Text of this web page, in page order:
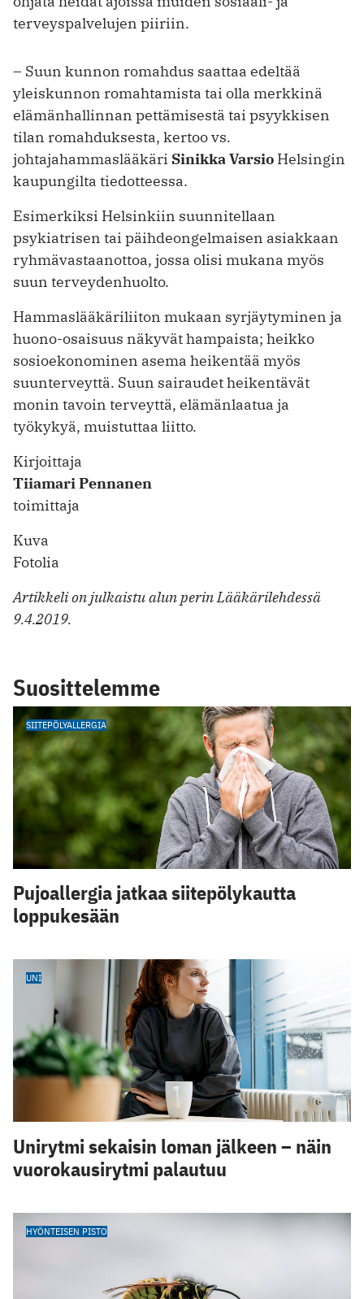
terveyspalvelujen piiriin.
– Suun kunnon romahdus saattaa edeltää
yleiskunnon romahtamista tai olla merkkinä
elämänhallinnan pettämisestä tai psyykkisen
tilan romahduksesta, kertoo vs.
johtajahammaslääkäri Sinikka Varsio Helsingin
kaupungilta tiedotteessa.
Esimerkiksi Helsinkiin suunnitellaan
psykiatrisen tai päihdeongelmaisen asiakkaan
ryhmävastaanottoa, jossa olisi mukana myös
suun terveydenhuolto.
Hammaslääkäriliiton mukaan syrjäytyminen ja
huono-osaisuus näkyvät hampaista; heikko
sosioekonominen asema heikentää myös
suunterveyttä. Suun sairaudet heikentävät
monin tavoin terveyttä, elämänlaatua ja
työkykyä, muistuttaa liitto.
Kirjoittaja
Tiiamari Pennanen
toimittaja
Kuva
Fotolia
Artikkeli on julkaistu alun perin Lääkärilehdessä
9.4.2019.
Suosittelemme
SIITEPÖLYALLERGIA
Pujoallergia jatkaa siitepölykautta
loppukesään
UNI
Unirytmi sekaisin loman jälkeen – näin
vuorokausirytmi palautuu
HYÖNTEISEN PISTO